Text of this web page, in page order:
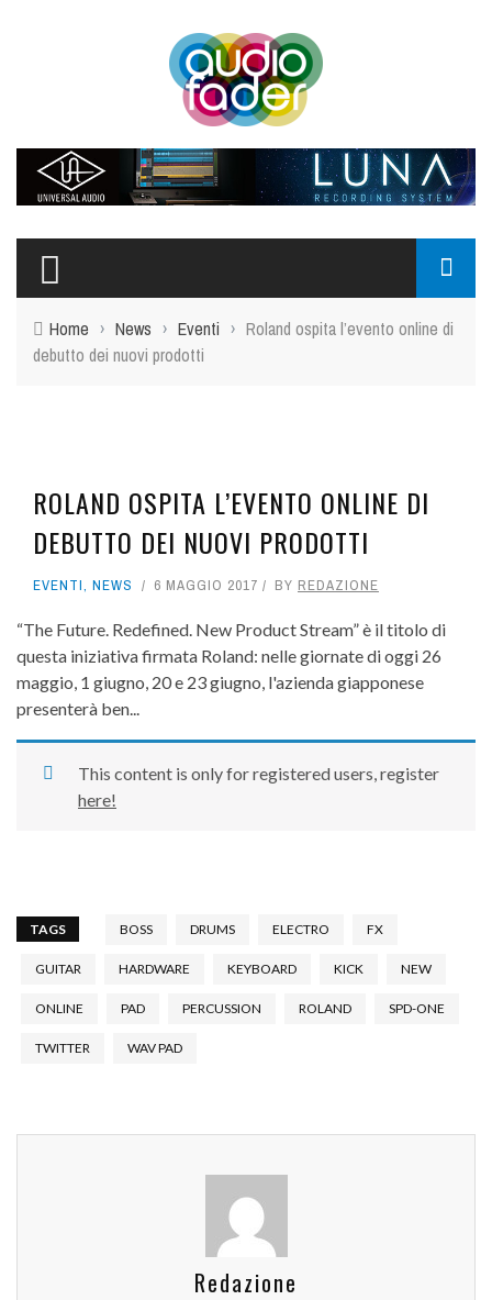
Home › News › Eventi › Roland ospita l’evento online di
debutto dei nuovi prodotti
ROLAND OSPITA L’EVENTO ONLINE DI
DEBUTTO DEI NUOVI PRODOTTI
EVENTI, NEWS 6 MAGGIO 2017 BY REDAZIONE
“The Future. Redefined. New Product Stream” è il titolo di
questa iniziativa firmata Roland: nelle giornate di oggi 26
maggio, 1 giugno, 20 e 23 giugno, l'azienda giapponese
presenterà ben...
This content is only for registered users, register
here!
TAGS BOSS DRUMS ELECTRO FX
GUITAR HARDWARE KEYBOARD KICK NEW
ONLINE PAD PERCUSSION ROLAND SPD-ONE
TWITTER WAV PAD
Redazione